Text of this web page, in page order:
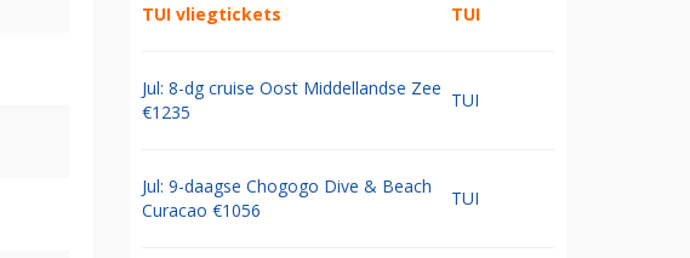
TUI vliegtickets TUI
Jul: 8-dg cruise Oost Middellandse Zee
€1235
TUI
Jul: 9-daagse Chogogo Dive & Beach
Curacao €1056
TUI